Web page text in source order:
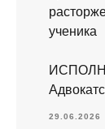
ученика
29.06.2026